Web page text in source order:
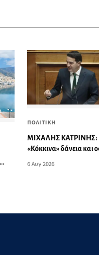
ΠΟΛΙΤΙΚΗ
ΜΙΧΑΛΗΣ ΚΑΤΡΙΝΗΣ:
«Κόκκινα» δάνεια και
επιχειρήσεις και
6 Αυγ 2026